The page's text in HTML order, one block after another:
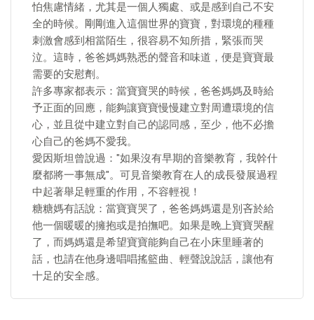
怕焦慮情緒，尤其是一個人獨處、或是感到自己不安
全的時候。剛剛進入這個世界的寶寶，對環境的種種
刺激會感到相當陌生，很容易不知所措，緊張而哭
泣。這時，爸爸媽媽熟悉的聲音和味道，便是寶寶最
需要的安慰劑。
許多專家都表示：當寶寶哭的時候，爸爸媽媽及時給
予正面的回應，能夠讓寶寶慢慢建立對周遭環境的信
心，並且從中建立對自己的認同感，至少，他不必擔
心自己的爸媽不愛我。
愛因斯坦曾說過："如果沒有早期的音樂教育，我幹什
麼都將一事無成"。可見音樂教育在人的成長發展過程
中起著舉足輕重的作用，不容輕視！
糖糖媽有話說：當寶寶哭了，爸爸媽媽還是別吝於給
他一個暖暖的擁抱或是拍撫吧。如果是晚上寶寶哭醒
了，而媽媽還是希望寶寶能夠自己在小床里睡著的
話，也請在他身邊唱唱搖籃曲、輕聲說說話，讓他有
十足的安全感。